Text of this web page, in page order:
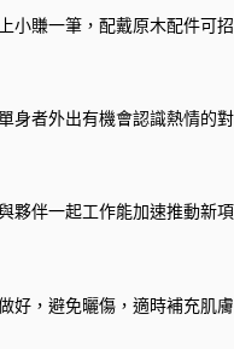
小賺一筆，配戴原木配件可招
身者外出有機會認識熱情的對
夥伴一起工作能加速推動新項
好，避免曬傷，適時補充肌膚